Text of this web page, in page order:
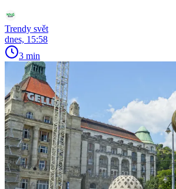
Trendy svět
dnes, 15:58
3 min